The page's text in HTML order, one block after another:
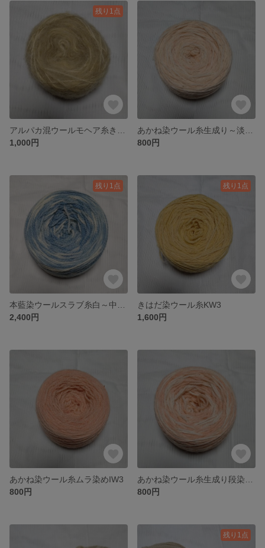
残り1点
1,000円
800円
残り1点
2,400円
残り1点
きはだ染ウール糸KW3
1,600円
あかね染ウール糸ムラ染めIW3
800円
800円
残り1点